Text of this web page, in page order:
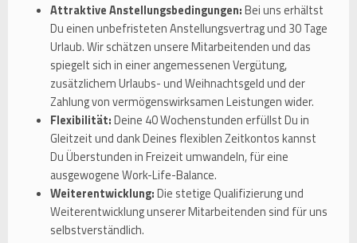
Attraktive Anstellungsbedingungen:Bei uns erhältst
Du einen unbefristeten Anstellungsvertrag und 30 Tage
Urlaub. Wir schätzen unsere Mitarbeitenden und das
spiegelt sich in einer angemessenen Vergütung,
zusätzlichem Urlaubs- und Weihnachtsgeld und der
Zahlung von vermögenswirksamen Leistungen wider.
Flexibilität:Deine 40 Wochenstunden erfüllst Du in
Gleitzeit und dank Deines flexiblen Zeitkontos kannst
Du Überstunden in Freizeit umwandeln, für eine
ausgewogene Work-Life-Balance.
Weiterentwicklung:Die stetige Qualifizierung und
Weiterentwicklung unserer Mitarbeitenden sind für uns
selbstverständlich.